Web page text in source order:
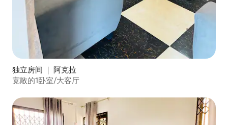
独立房间 ｜ 阿克拉
宽敞的1卧室/大客厅